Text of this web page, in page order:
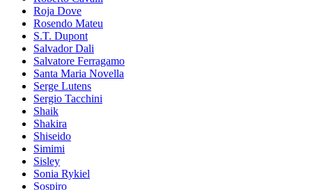
Roja Dove
Rosendo Mateu
S.T. Dupont
Salvador Dali
Salvatore Ferragamo
Santa Maria Novella
Serge Lutens
Sergio Tacchini
Shaik
Shakira
Shiseido
Simimi
Sisley
Sonia Rykiel
Sospiro